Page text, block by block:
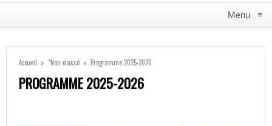
Menu ≡
Accueil » *Non classé » Programme 2025-2026
PROGRAMME 2025-2026